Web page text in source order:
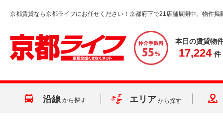
京都賃貸なら京都ライフにお任せください！京都府下で21店舗展開中。物件掲
本日の賃貸物
17,224 件
沿線 から探す エリア から探す